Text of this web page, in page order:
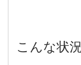
こんな状